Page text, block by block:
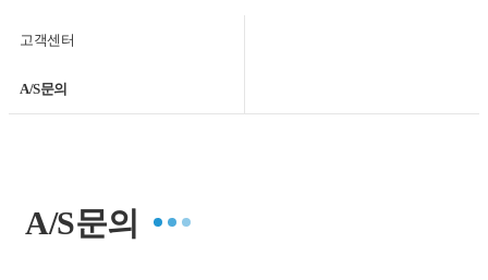
고객센터
A/S문의
A/S문의